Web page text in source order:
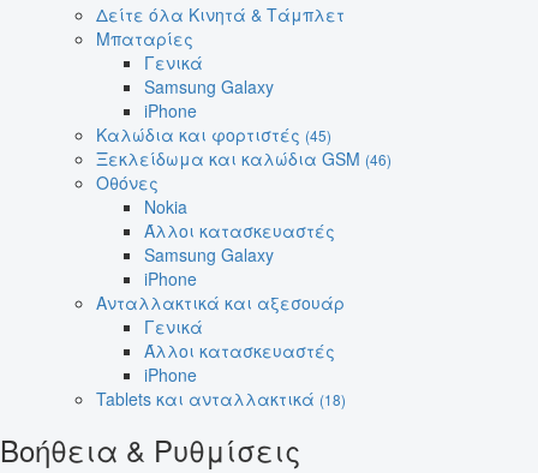
Δείτε όλα Κινητά & Τάμπλετ
Μπαταρίες
Γενικά
Samsung Galaxy
iPhone
Καλώδια και φορτιστές (45)
Ξεκλείδωμα και καλώδια GSM (46)
Οθόνες
Nokia
Άλλοι κατασκευαστές
Samsung Galaxy
iPhone
Ανταλλακτικά και αξεσουάρ
Γενικά
Άλλοι κατασκευαστές
iPhone
Tablets και ανταλλακτικά (18)
Βοήθεια & Ρυθμίσεις